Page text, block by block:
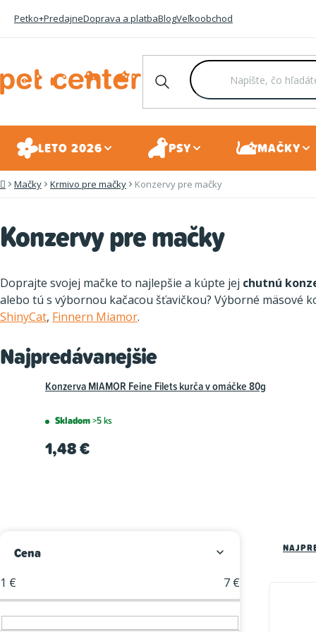
Petko+PredajneDoprava a platbaBlogVeľkoobchod
LETO 2026 PSY MAČKY
Domov
Mačky Krmivo pre mačky Konzervy pre mačky
Konzervy pre mačky
Doprajte svojej mačke to najlepšie a kúpte jej chutnú
alebo tú s výbornou kačacou šťavičkou? Výborné mäsové
ShinyCat, Finnern Miamor.
Najpredávanejšie
Konzerva MIAMOR Feine Filets kurča v omáčke 80g
Skladom>5 ks
1,48 €
o
č
n
Cena
1 € 7 €